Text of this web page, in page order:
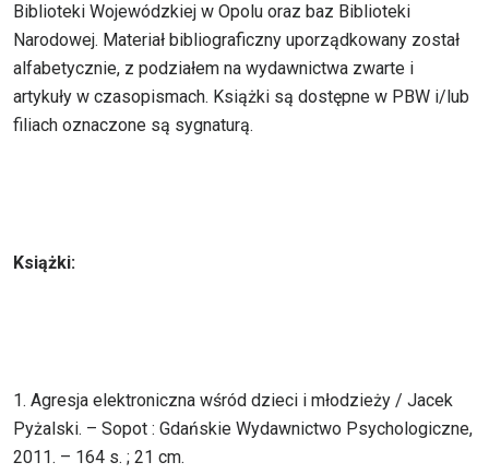
Biblioteki Wojewódzkiej w Opolu oraz baz Biblioteki
Narodowej. Materiał bibliograficzny uporządkowany został
alfabetycznie, z podziałem na wydawnictwa zwarte i
artykuły w czasopismach. Książki są dostępne w PBW i/lub
filiach oznaczone są sygnaturą.
Książki:
1. Agresja elektroniczna wśród dzieci i młodzieży / Jacek
Pyżalski. – Sopot : Gdańskie Wydawnictwo Psychologiczne,
2011. – 164 s. ; 21 cm.